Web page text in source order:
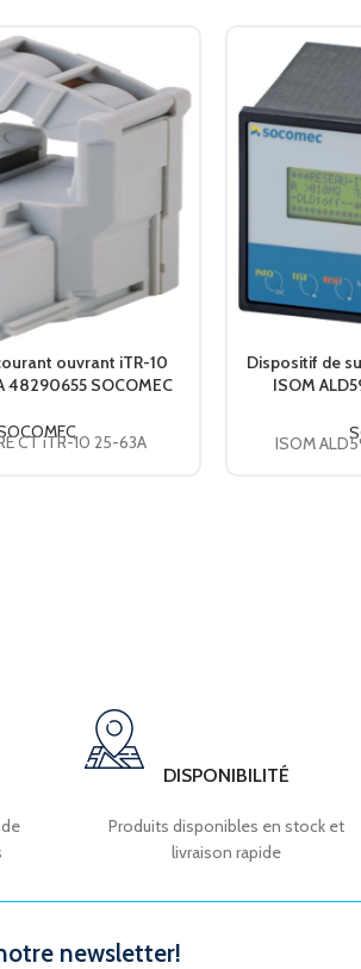
ouvrant iTR-10
48290655 SOCOMEC
CT iTR-10 25-63A
Dispositif de
ISOM
ISOM
DISPONIBILITÉ
Produits disponibles en stock et
livraison rapide
newsletter!